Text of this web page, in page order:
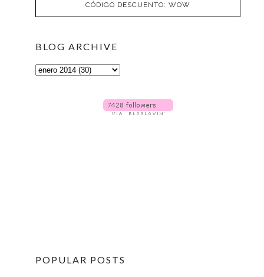
CÓDIGO DESCUENTO: WOW
BLOG ARCHIVE
POPULAR POSTS